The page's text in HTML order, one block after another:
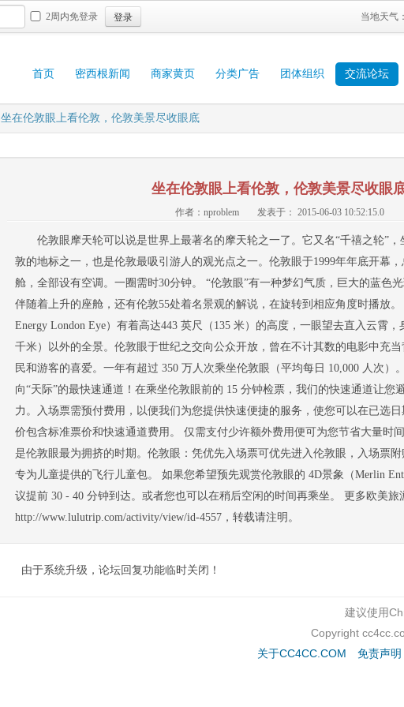
2周内免登录 登录 当地天气：
首页 密西根新闻 商家黄页 分类广告 团体组织 交流论坛
坐在伦敦眼上看伦敦，伦敦美景尽收眼底
坐在伦敦眼上看伦敦，伦敦美景尽收眼
作者：nproblem 发表于： 2015-06-03 10:52:15.0
伦敦眼摩天轮可以说是世界上最著名的摩天轮之一了。它又名“千禧之轮”
敦的地标之一，也是伦敦最吸引游人的观光点之一。伦敦眼于1999年年底开幕
舱，全部设有空调。一圈需时30分钟。 “伦敦眼”有一种梦幻气质，巨大的蓝色
伴随着上升的座舱，还有伦敦55处着名景观的解说，在旋转到相应角度时播放
Energy London Eye）有着高达443 英尺（135 米）的高度，一眼望去直入云霄
千米）以外的全景。伦敦眼于世纪之交向公众开放，曾在不计其数的电影中充
民和游客的喜爱。一年有超过 350 万人次乘坐伦敦眼（平均每日 10,000 人次）
向“天际”的最快速通道！在乘坐伦敦眼前的 15 分钟检票，我们的快速通道让您
力。入场票需预付费用，以便我们为您提供快速便捷的服务，使您可以在已选
价包含标准票价和快速通道费用。 仅需支付少许额外费用便可为您节省大量时
是伦敦眼最为拥挤的时期。伦敦眼：凭优先入场票可优先进入伦敦眼，入场票
专为儿童提供的飞行儿童包。 如果您希望预先观赏伦敦眼的 4D景象（Merlin
议提前 30 - 40 分钟到达。或者您也可以在稍后空闲的时间再乘坐。 更多欧美旅
http://www.lulutrip.com/activity/view/id-4557，转载请注明。
由于系统升级，论坛回复功能临时关闭！
建议使用
Copyright
关于CC4CC.COM
免责声明